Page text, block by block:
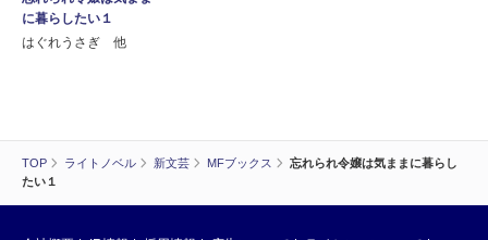
TOP ライトノベル 新文芸 MFブックス
忘れられ令嬢は気ままに暮らし
たい１
に暮らしたい１
はぐれうさぎ 他